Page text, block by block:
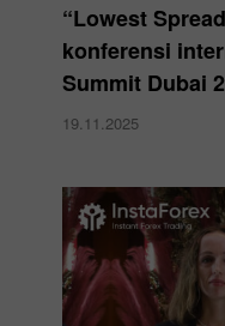
“Lowest
konferensi
Summit Dubai
19.11.2025